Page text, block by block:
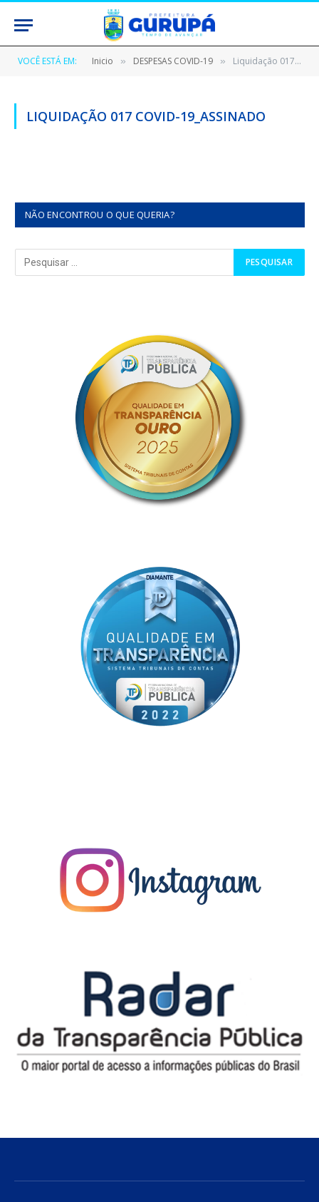
VOCÊ ESTÁ EM: Inicio » DESPESAS COVID-19 » Liquidação 017 Covid-19_assinado
LIQUIDAÇÃO 017 COVID-19_ASSINADO
NÃO ENCONTROU O QUE QUERIA?